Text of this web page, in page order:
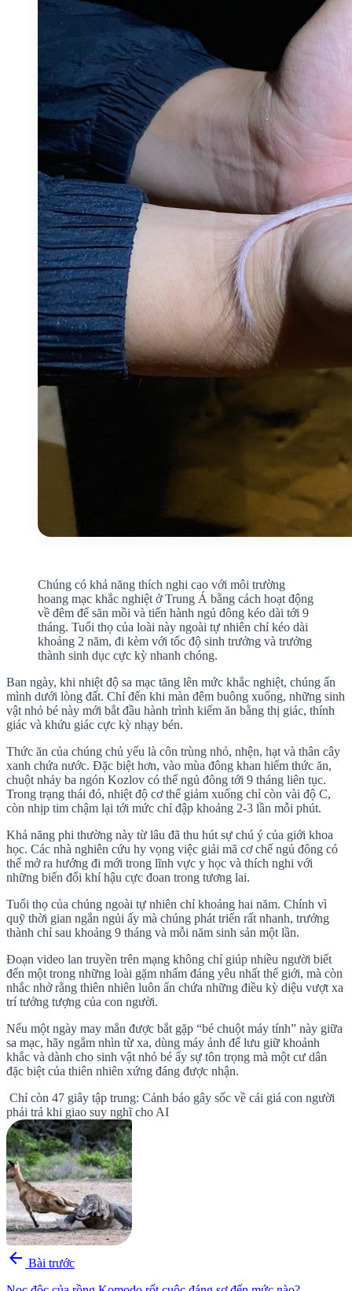
Chúng có khả năng thích nghi cao với môi trường
hoang mạc khắc nghiệt ở Trung Á bằng cách hoạt động
về đêm để săn mồi và tiến hành ngủ đông kéo dài tới 9
tháng. Tuổi thọ của loài này ngoài tự nhiên chỉ kéo dài
khoảng 2 năm, đi kèm với tốc độ sinh trưởng và trưởng
thành sinh dục cực kỳ nhanh chóng.
Ban ngày, khi nhiệt độ sa mạc tăng lên mức khắc nghiệt, chúng ẩn
mình dưới lòng đất. Chỉ đến khi màn đêm buông xuống, những sinh
vật nhỏ bé này mới bắt đầu hành trình kiếm ăn bằng thị giác, thính
giác và khứu giác cực kỳ nhạy bén.
Thức ăn của chúng chủ yếu là côn trùng nhỏ, nhện, hạt và thân cây
xanh chứa nước. Đặc biệt hơn, vào mùa đông khan hiếm thức ăn,
chuột nhảy ba ngón Kozlov có thể ngủ đông tới 9 tháng liên tục.
Trong trạng thái đó, nhiệt độ cơ thể giảm xuống chỉ còn vài độ C,
còn nhịp tim chậm lại tới mức chỉ đập khoảng 2-3 lần mỗi phút.
Khả năng phi thường này từ lâu đã thu hút sự chú ý của giới khoa
học. Các nhà nghiên cứu hy vọng việc giải mã cơ chế ngủ đông có
thể mở ra hướng đi mới trong lĩnh vực y học và thích nghi với
những biến đổi khí hậu cực đoan trong tương lai.
Tuổi thọ của chúng ngoài tự nhiên chỉ khoảng hai năm. Chính vì
quỹ thời gian ngắn ngủi ấy mà chúng phát triển rất nhanh, trưởng
thành chỉ sau khoảng 9 tháng và mỗi năm sinh sản một lần.
Đoạn video lan truyền trên mạng không chỉ giúp nhiều người biết
đến một trong những loài gặm nhấm đáng yêu nhất thế giới, mà còn
nhắc nhở rằng thiên nhiên luôn ẩn chứa những điều kỳ diệu vượt xa
trí tưởng tượng của con người.
Nếu một ngày may mắn được bắt gặp “bé chuột máy tính” này giữa
sa mạc, hãy ngắm nhìn từ xa, dùng máy ảnh để lưu giữ khoảnh
khắc và dành cho sinh vật nhỏ bé ấy sự tôn trọng mà một cư dân
đặc biệt của thiên nhiên xứng đáng được nhận.
Chỉ còn 47 giây tập trung: Cảnh báo gây sốc về cái giá con người
phải trả khi giao suy nghĩ cho AI
arrow_back Bài trước